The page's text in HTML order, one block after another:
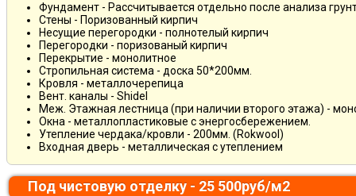
Фундамент - Рассчитывается отдельно после анализа
Стены - Поризованный кирпич
Несущие перегородки - полнотелый кирпич
Перегородки - поризованый кирпич
Перекрытие - монолитное
Стропильная система - доска 50*200мм.
Кровля - металлочерепица
Вент. каналы - Shidel
Меж. Этажная лестница (при наличии второго этажа) -
Окна - металлопластиковые с энергосбережением.
Утепление чердака/кровли - 200мм. (Rokwool)
Входная дверь - металлическая с утеплением
Под чистовую отделку - 25 500руб/м2